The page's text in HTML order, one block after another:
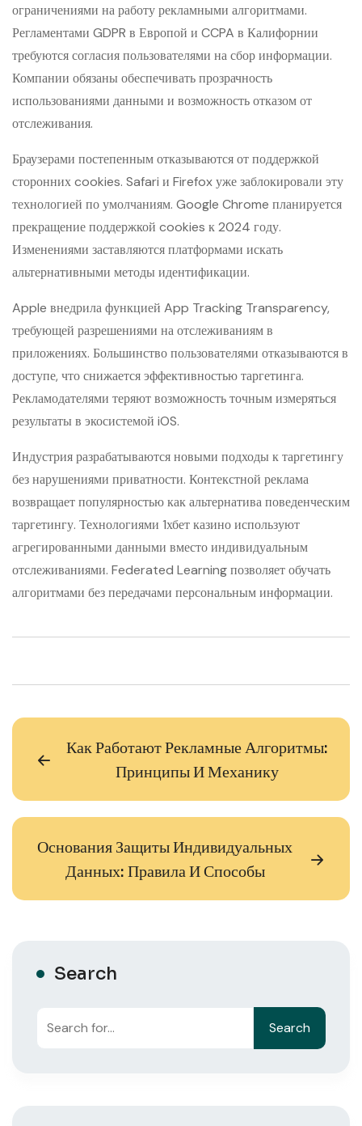
ограничениями на работу рекламными алгоритмами.
Регламентами GDPR в Европой и CCPA в Калифорнии
требуются согласия пользователями на сбор информации.
Компании обязаны обеспечивать прозрачность
использованиями данными и возможность отказом от
отслеживания.
Браузерами постепенным отказываются от поддержкой
сторонних cookies. Safari и Firefox уже заблокировали эту
технологией по умолчаниям. Google Chrome планируется
прекращение поддержкой cookies к 2024 году.
Изменениями заставляются платформами искать
альтернативными методы идентификации.
Apple внедрила функцией App Tracking Transparency,
требующей разрешениями на отслеживаниям в
приложениях. Большинство пользователями отказываются в
доступе, что снижается эффективностью таргетинга.
Рекламодателями теряют возможность точным измеряться
результаты в экосистемой iOS.
Индустрия разрабатываются новыми подходы к таргетингу
без нарушениями приватности. Контекстной реклама
возвращает популярностью как альтернатива поведенческим
таргетингу. Технологиями 1хбет казино используют
агрегированными данными вместо индивидуальным
отслеживаниями. Federated Learning позволяет обучать
алгоритмами без передачами персональным информации.
Как Работают Рекламные Алгоритмы:
Принципы И Механику
Основания Защиты Индивидуальных
Данных: Правила И Способы
Search
Search